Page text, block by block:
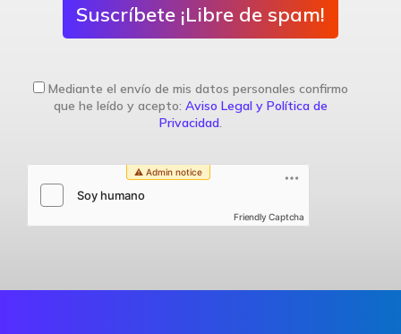
Suscríbete ¡Libre de spam!
Mediante el envío de mis datos personales confirmo
que he leído y acepto: Aviso Legal y Política de
Privacidad
Friendly Captcha